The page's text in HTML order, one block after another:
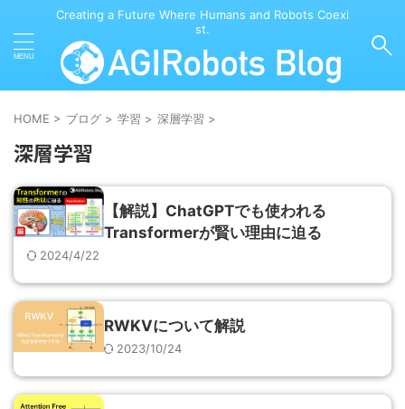
Creating a Future Where Humans and Robots Coexi
st.
HOME > ブログ > 学習 > 深層学習 >
深層学習
【解説】ChatGPTでも使われる
Transformerが賢い理由に迫る
2024/4/22
RWKVについて解説
2023/10/24